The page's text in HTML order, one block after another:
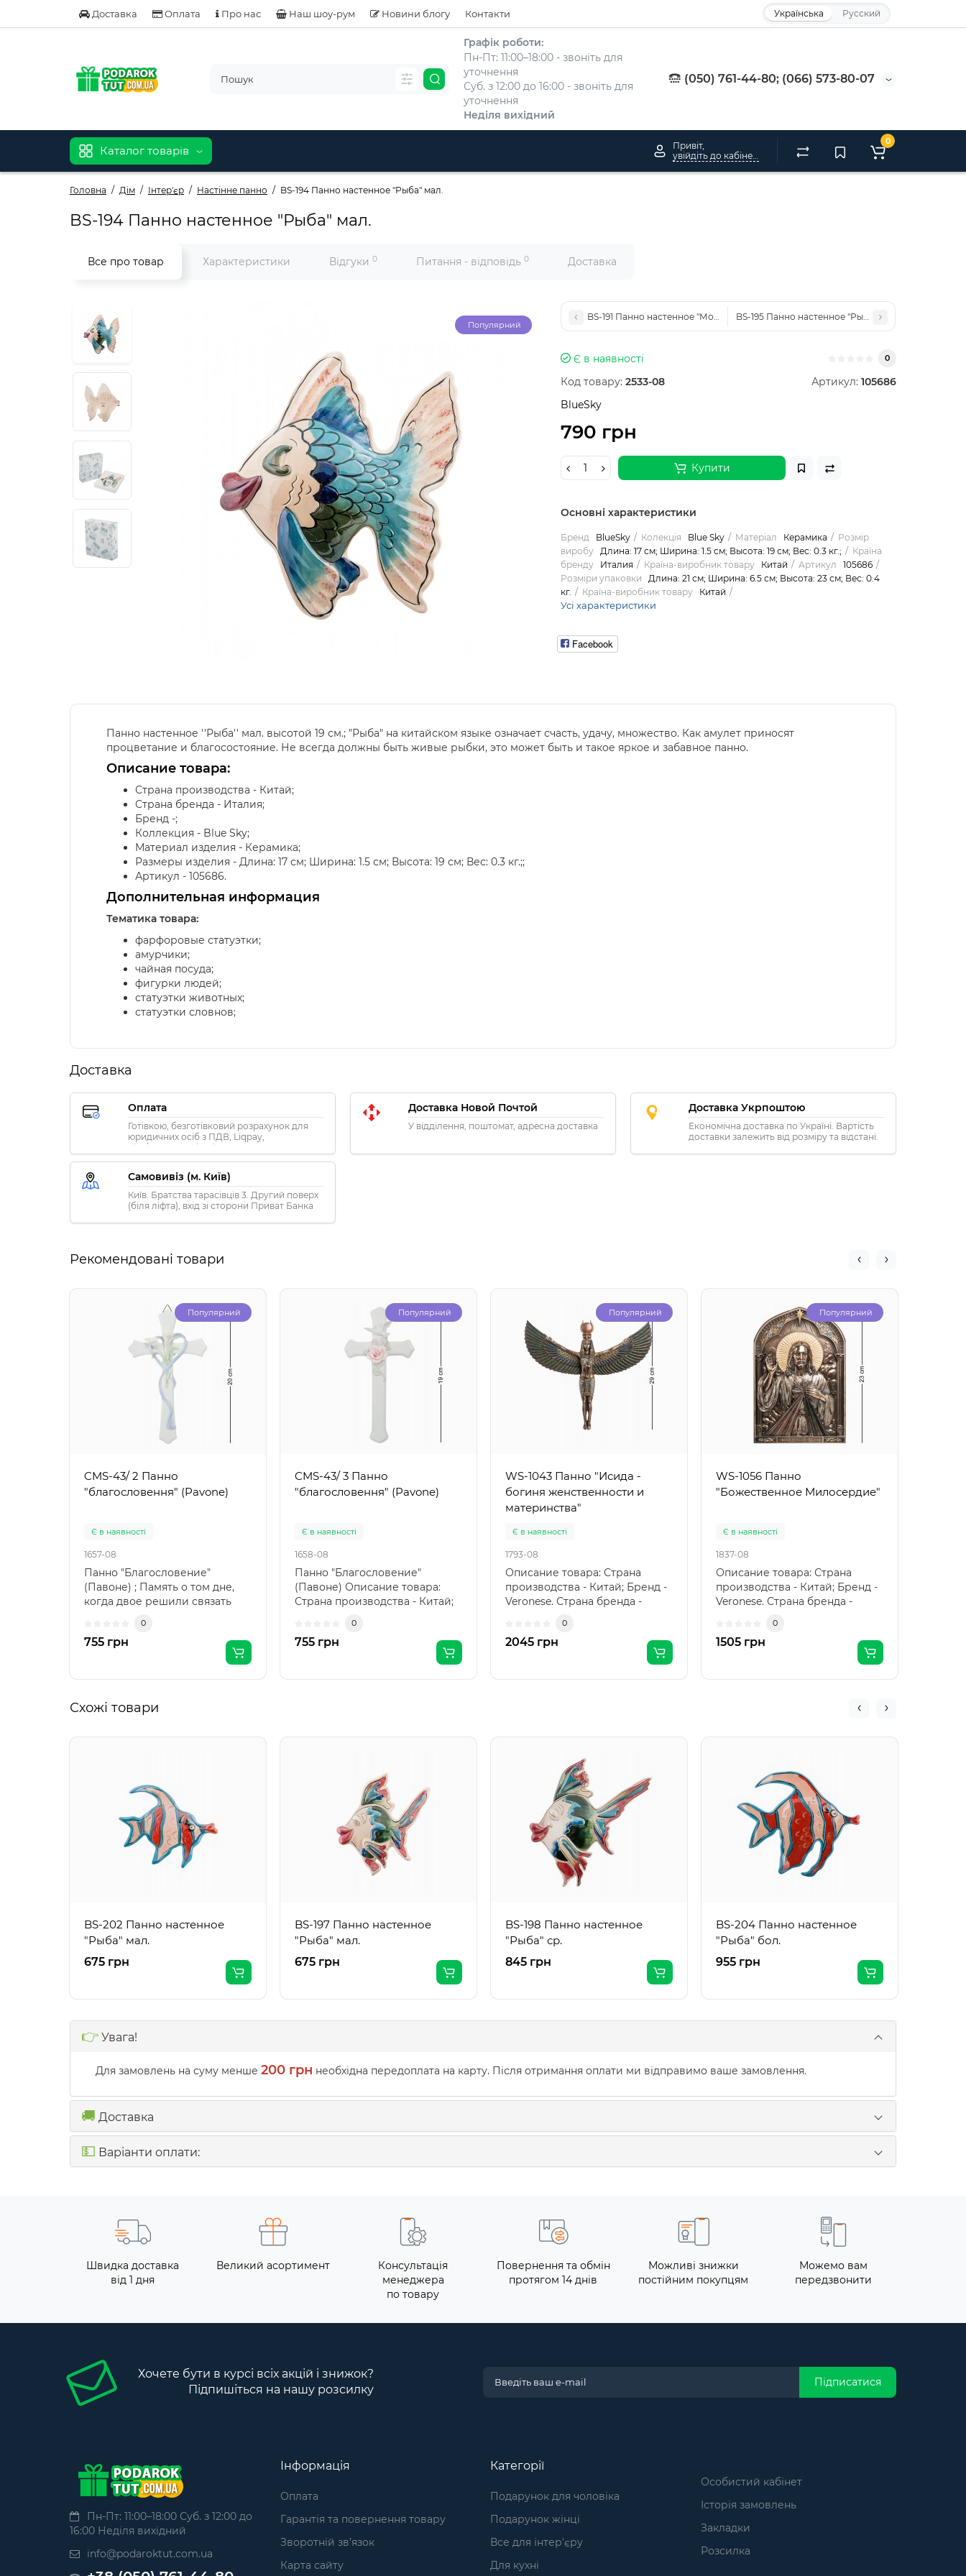
Доставка Оплата Про нас Наш шоу-рум Новини блогу Контакти Українська Русский
Графік роботи:
Пн-Пт: 11:00–18:00 - звоніть для
уточнення
Суб. з 12:00 до 16:00 - звоніть для
уточнення
Неділя вихідний
(050) 761-44-80; (066) 573-80-07
Каталог товарів
Привіт,
0
Головна Дім Інтер'єр Настінне панно BS-194 Панно настенное "Рыба" мал.
BS-194 Панно настенное "Рыба" мал.
Все про товар Характеристики Відгуки 0 Питання - відповідь 0 Доставка
Популярний
BS-191 Панно настенное "Морской конек"BS-195 Панно настенное "Рыба" ср.
Є в наявності 0
Код товару: 2533-08 Артикул: 105686
BlueSky
790 грн
Купити
Основні характеристики
Бренд BlueSky Колекція Blue Sky Матеріал Керамика
Розмір
виробу
Длина: 17 см; Ширина: 1.5 см; Высота: 19 см; Вес: 0.3 кг.;
Країна
бренду
Италия Країна-виробник товару Китай Артикул
105686
Розміри упаковки
Длина: 21 см; Ширина: 6.5 см; Высота: 23 см; Вес: 0.4
кг.
Країна-виробник товару Китай
Усі характеристики
Facebook
Панно настенное ''Рыба'' мал. высотой 19 см.; "Рыба" на китайском языке означает счасть, удачу, множество. Как амулет приносят
процветание и благосостояние. Не всегда должны быть живые рыбки, это может быть и такое яркое и забавное панно.
Описание товара:
Страна производства - Китай;
Страна бренда - Италия;
Бренд -;
Коллекция - Blue Sky;
Материал изделия - Керамика;
Размеры изделия - Длина: 17 см; Ширина: 1.5 см; Высота: 19 см; Вес: 0.3 кг.;;
Артикул - 105686.
Дополнительная информация
Тематика товара:
фарфоровые статуэтки;
амурчики;
чайная посуда;
фигурки людей;
статуэтки животных;
статуэтки словнов;
Доставка
Оплата
Готівкою, безготівковий розрахунок для
юридичних осіб з ПДВ, Liqpay,
Visa/MasterCard, Privat24
Доставка Новой Почтой
У відділення, поштомат, адресна доставка
Доставка Укрпоштою
Економічна доставка по Україні. Вартість
доставки залежить від розміру та відстані.
Самовивіз (м. Київ)
Київ. Братства тарасівців 3. Другий поверх
(біля ліфта), вхід зі сторони Приват Банка
Рекомендовані товари
Популярний
CMS-43/ 2 Панно
"благословення" (Pavone)
Є в наявності
1657-08
Панно "Благословение"
(Павоне) ; Память о том дне,
когда двое решили связать
0
755 грн
Популярний
CMS-43/ 3 Панно
"благословення" (Pavone)
Є в наявності
1658-08
Панно "Благословение"
(Павоне) Описание товара:
Страна производства - Китай;
0
755 грн
Популярний
WS-1043 Панно "Исида -
богиня женственности и
материнства"
Є в наявності
1793-08
Описание товара: Страна
производства - Китай; Бренд -
Veronese. Страна бренда -
0
2045 грн
Популярний
WS-1056 Панно
"Божественное Милосердие"
Є в наявності
1837-08
Описание товара: Страна
производства - Китай; Бренд -
Veronese. Страна бренда -
0
1505 грн
Схожі товари
BS-202 Панно настенное
"Рыба" мал.
675 грн
BS-197 Панно настенное
"Рыба" мал.
675 грн
BS-198 Панно настенное
"Рыба" ср.
845 грн
BS-204 Панно настенное
"Рыба" бол.
955 грн
👉 Увага!
Для замовлень на суму менше 200 грн необхідна передоплата на карту. Після отримання оплати ми відправимо ваше замовлення.
🚚 Доставка
💵 Варіанти оплати:
Швидка доставка
від 1 дня
Великий асортимент
Консультація
менеджера
по товару
Повернення та обмін
протягом 14 днів
Можливі знижки
постійним покупцям
Можемо вам
передзвонити
Хочете бути в курсі всіх акцій і знижок?
Підпишіться на нашу розсилку
Підписатися
Пн-Пт: 11:00–18:00 Суб. з 12:00 до
16:00 Неділя вихідний
info@podaroktut.com.ua
Інформація
Оплата
Гарантія та повернення товару
Зворотній зв’язок
Карта сайту
Категорії
Подарунок для чоловіка
Подарунок жінці
Все для інтер'єру
Для кухні
Особистий кабінет
Історія замовлень
Закладки
Розсилка